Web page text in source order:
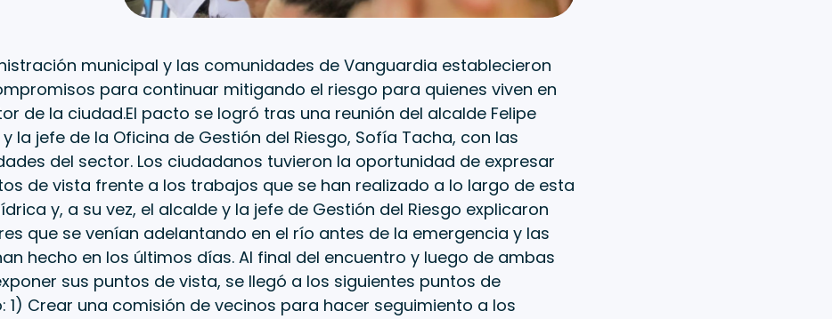
municipal y las comunidades de Vanguardia establecieron
para continuar mitigando el riesgo para quienes viven en
de la ciudad.El pacto se logró tras una reunión del alcalde Felipe
la jefe de la Oficina de Gestión del Riesgo, Sofía Tacha, con las
del sector. Los ciudadanos tuvieron la oportunidad de expresar
de vista frente a los trabajos que se han realizado a lo largo de esta
y, a su vez, el alcalde y la jefe de Gestión del Riesgo explicaron
que se venían adelantando en el río antes de la emergencia y las
hecho en los últimos días. Al final del encuentro y luego de ambas
sus puntos de vista, se llegó a los siguientes puntos de
1) Crear una comisión de vecinos para hacer seguimiento a los